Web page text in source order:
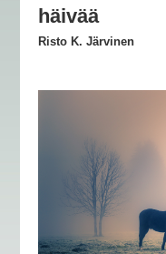
häivää
Risto K. Järvinen